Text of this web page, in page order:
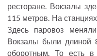
ресторане. Вокзалы
115 метров. На
Здесь паровоз
Вокзалы были длиной
оборотным. То есть в